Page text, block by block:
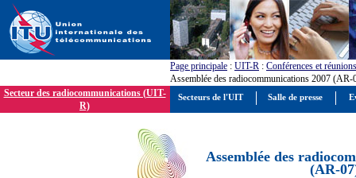
Page principale : UIT-R : Conférences et réunions
Assemblée des radiocommunications 2007 (AR-
Secteur des radiocommunications (UIT-
R)
Assemblée des
(AR-
Secteurs de l'UIT Salle de presse